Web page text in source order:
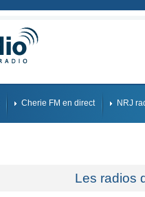
Cherie FM en direct NRJ
Les radios